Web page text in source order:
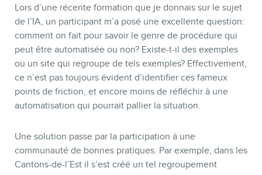
Lors d’une récente formation que je donnais sur le sujet
de l’IA, un participant m’a posé une excellente question:
comment on fait pour savoir le genre de procédure qui
peut être automatisée ou non? Existe-t-il des exemples
ou un site qui regroupe de tels exemples? Effectivement,
ce n’est pas toujours évident d’identifier ces fameux
points de friction, et encore moins de réfléchir à une
automatisation qui pourrait pallier la situation.
Une solution passe par la participation à une
communauté de bonnes pratiques. Par exemple, dans les
Cantons-de-l’Est il s’est créé un tel regroupement